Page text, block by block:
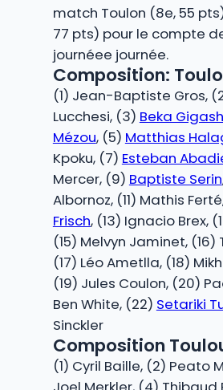
match Toulon (8e, 55
77 pts) pour le compte
journéee journée.
Composition:
(1) Jean-Baptiste Gros,
Lucchesi, (3) Beka
Mézou, (5) Matthias
Kpoku, (7) Esteban
Mercer, (9) Baptiste Serin
Albornoz, (11) Mathis
Frisch, (13) Ignacio Brex,
(15) Melvyn Jaminet,
(17) Léo Ametlla, (18)
(19) Jules Coulon, (20)
Ben White, (22) Setariki
Sinckler
Composition
(1) Cyril Baille, (2) Peato